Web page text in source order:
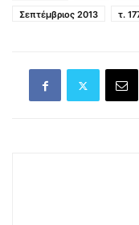
Σεπτέμβριος 2013
τ.